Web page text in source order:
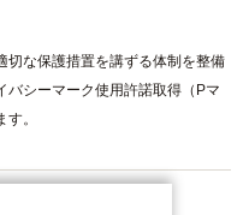
切な保護措置を講ずる体制を整備
バシーマーク使用許諾取得（Pマ
。